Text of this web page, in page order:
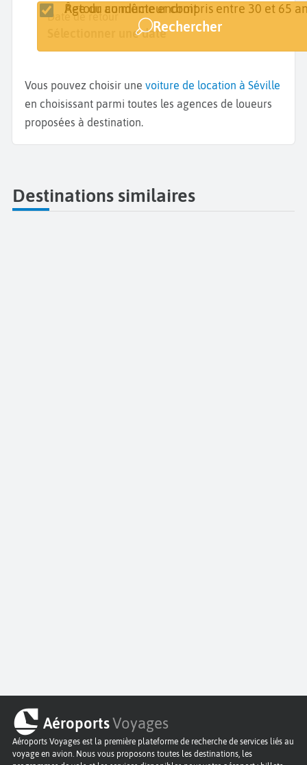
Lieu de retrait
Date de retrait
Sélectionner une date
Date de retour
Sélectionner une date
Retour au même endroit
Âge du conducteur compris entre 30 et 65
Rechercher
Vous pouvez choisir une voiture de location à Séville
en choisissant parmi toutes les agences de loueurs
proposées à destination.
Destinations similaires
AéroportsVoyages
Aéroports Voyages est la première plateforme de recherche de services liés au
voyage en avion. Nous vous proposons toutes les destinations, les